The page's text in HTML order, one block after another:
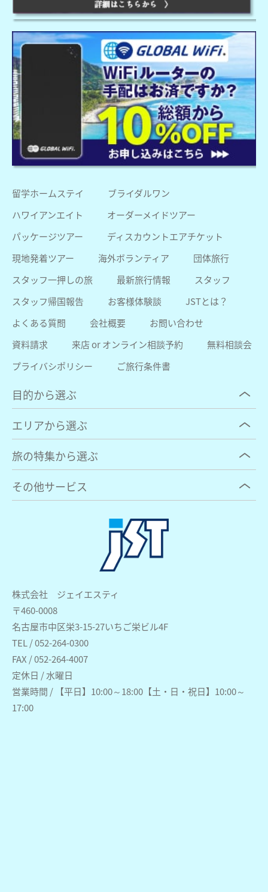
株式会社 ジェイエスティ
〒460-0008
名古屋市中区栄3-15-27いちご栄ビル4F
TEL / 052-264-0300
FAX / 052-264-4007
定休日 / 水曜日
営業時間 / 【平日】10:00～18:00【土・日・祝日】10:00～
17:00
留学ホームステイ
ブライダルワン
ハワイアンエイト
オーダーメイドツアー
パッケージツアー
ディスカウントエアチケット
現地発着ツアー
海外ボランティア
団体旅行
スタッフ一押しの旅
最新旅行情報
スタッフ
スタッフ帰国報告
お客様体験談
JSTとは？
よくある質問
会社概要
お問い合わせ
資料請求
来店 or オンライン相談予約
無料相談会
プライバシポリシー
ご旅行条件書
目的から選ぶ
エリアから選ぶ
旅の特集から選ぶ
その他サービス